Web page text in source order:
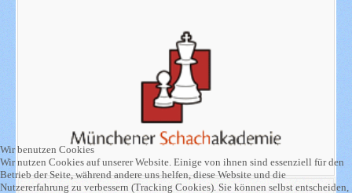
Wir benutzen Cookies
Wir nutzen Cookies auf unserer Website. Einige von ihnen sind essenziell für den
Betrieb der Seite, während andere uns helfen, diese Website und die
Nutzererfahrung zu verbessern (Tracking Cookies). Sie können selbst entscheiden,